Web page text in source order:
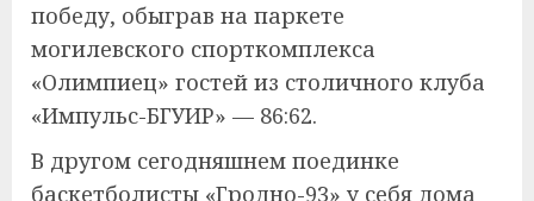
победу, обыграв на паркете
могилевского спорткомплекса
«Олимпиец» гостей из столичного клуба
«Импульс-БГУИР» — 86:62.
В другом сегодняшнем поединке
баскетболисты «Гродно-93» у себя дома